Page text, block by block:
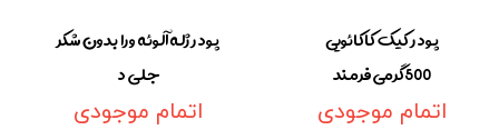
پودر کیک کاکائویی
500گرمی فرمند
اتمام موجودی
پودر ژله آلوئه ورا بدون شکر
جلی د
اتمام موجودی